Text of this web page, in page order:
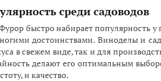
среди садоводов
быстро набирает популярность
достоинствами. Виноделы и
в свежем виде, так и для
делают его оптимальным
и качество.